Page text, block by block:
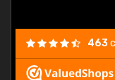
463